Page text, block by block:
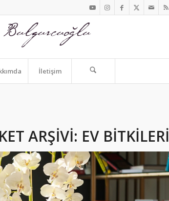
İletişim
ARŞIVI: EV BITKILERI